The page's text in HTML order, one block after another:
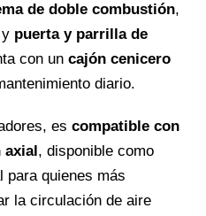
de doble combustión,
puerta y parrilla de
con un cajón cenicero
diario.
es compatible con
, disponible como
para quienes más
la circulación de aire